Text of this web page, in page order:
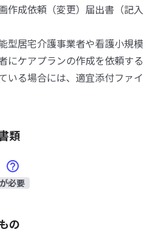
作成依頼（変更）届出書（記入
型居宅介護事業者や看護小規模
にケアプランの作成を依頼する
いる場合には、適宜添付ファイ
類
必要
の